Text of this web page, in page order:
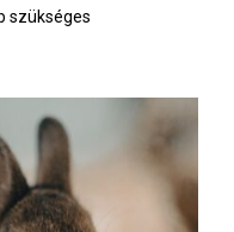
szükséges